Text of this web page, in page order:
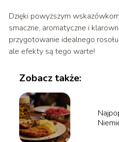
Dzięki powyższym
smaczne, aromatyczne i
przygotowanie idealnego
ale efekty są tego warte!
Zobacz także: